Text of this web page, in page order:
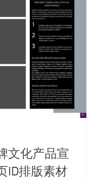
文化产品宣
ID排版素材